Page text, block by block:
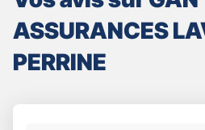
ASSURANCES
PERRINE